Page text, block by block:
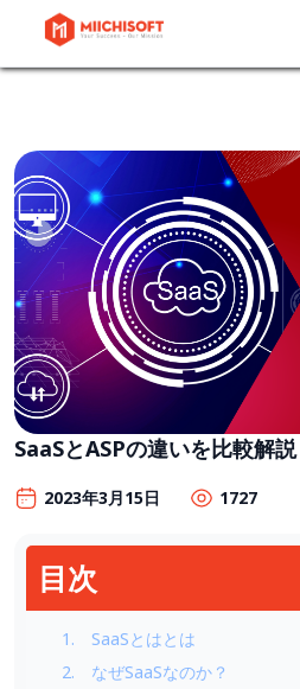
SaaSとASPの違いを比較解説
2023年3月15日 1727
目次
1. SaaSとはとは
2. なぜSaaSなのか？